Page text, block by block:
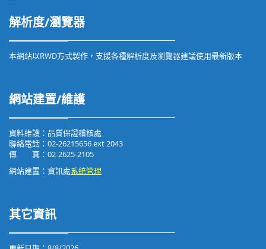
解析度/瀏覽器
本網站以RWD方式製作，支援各種解析度及瀏覽器建議使用最新版本
網站建置/維護
資料維護：品質保證稽核處
聯絡電話：02-26215656 ext 2043
傳 真：02-2625-2105
網站建置：資訊處系統管理
其它資訊